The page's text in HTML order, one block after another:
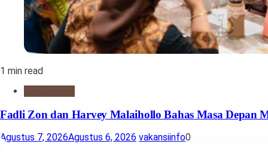
1 min read
Fadli Zon dan Harvey Malaihollo Bahas Masa Depan
Agustus 7, 2026Agustus 6, 2026 vakansiinfo0